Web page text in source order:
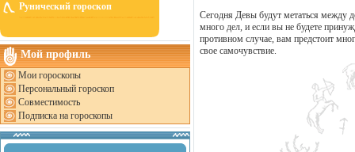
Рунический гороскоп
Мой профиль
Мои гороскопы
Персональный гороскоп
Совместимость
Подписка на гороскопы
Сегодня Девы будут метаться между
много дел, и если вы не будете
противном случае, вам предстоит
свое самочувствие.